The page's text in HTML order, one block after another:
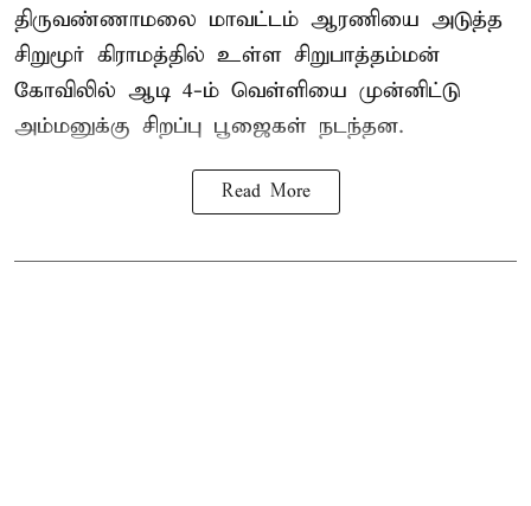
திருவண்ணாமலை மாவட்டம் ஆரணியை அடுத்த
சிறுமூர் கிராமத்தில் உள்ள சிறுபாத்தம்மன்
கோவிலில் ஆடி 4-ம் வெள்ளியை முன்னிட்டு
அம்மனுக்கு சிறப்பு பூஜைகள் நடந்தன.
Read More